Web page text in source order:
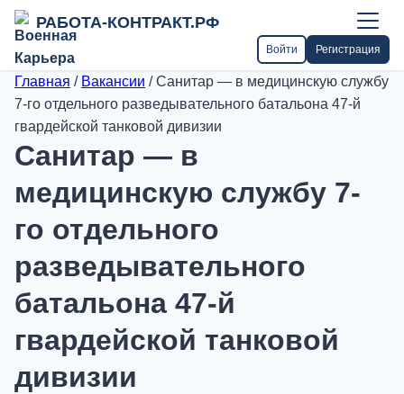
РАБОТА-КОНТРАКТ.РФ
Войти Регистрация
Главная / Вакансии /Санитар — в медицинскую службу
7-го отдельного разведывательного батальона 47-й
гвардейской танковой дивизии
Санитар — в
медицинскую службу 7-
го отдельного
разведывательного
батальона 47-й
гвардейской танковой
дивизии